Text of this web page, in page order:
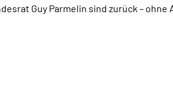
Guy Parmelin sind zurück – ohne